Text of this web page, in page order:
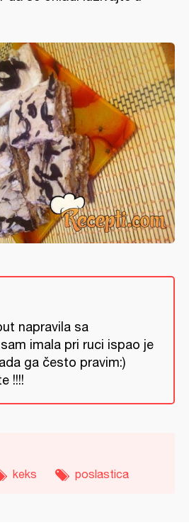
napravila sa
imala pri ruci ispao je
ga često pravim:)
!!!!
keks poslastica